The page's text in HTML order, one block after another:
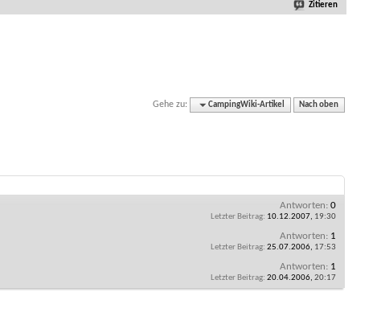
Zitieren
Gehe zu: CampingWiki-Artikel Nach oben
Antworten: 0
Letzter Beitrag: 10.12.2007, 19:30
Antworten: 1
Letzter Beitrag: 25.07.2006, 17:53
Antworten: 1
Letzter Beitrag: 20.04.2006, 20:17